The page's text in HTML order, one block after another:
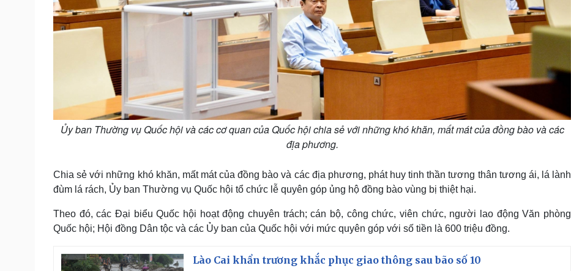
Ủy ban Thường vụ Quốc hội và các cơ quan của Quốc hội chia sẻ với những khó khăn, mất mát của đồng bào và các
địa phương.
Chia sẻ với những khó khăn, mất mát của đồng bào và các địa phương, phát huy tinh thần tương thân tương ái, lá lành
đùm lá rách, Ủy ban Thường vụ Quốc hội tổ chức lễ quyên góp ủng hộ đồng bào vùng bị thiệt hại.
Theo đó, các Đại biểu Quốc hội hoạt động chuyên trách; cán bộ, công chức, viên chức, người lao động Văn phòng
Quốc hội; Hội đồng Dân tộc và các Ủy ban của Quốc hội với mức quyên góp với số tiền là 600 triệu đồng.
Lào Cai khẩn trương khắc phục giao thông sau bão số 10